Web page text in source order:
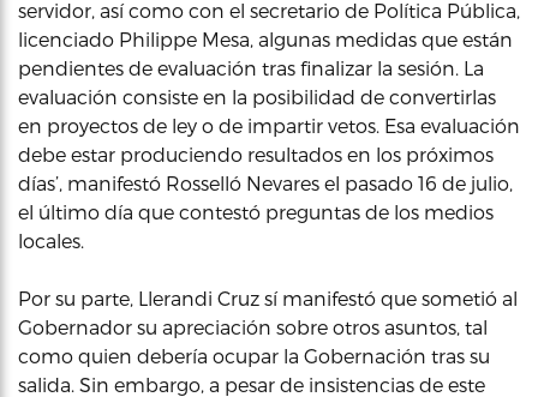
servidor, así como con el secretario de Política Pública,
licenciado Philippe Mesa, algunas medidas que están
pendientes de evaluación tras finalizar la sesión. La
evaluación consiste en la posibilidad de convertirlas
en proyectos de ley o de impartir vetos. Esa evaluación
debe estar produciendo resultados en los próximos
días’, manifestó Rosselló Nevares el pasado 16 de julio,
el último día que contestó preguntas de los medios
locales.
Por su parte, Llerandi Cruz sí manifestó que sometió al
Gobernador su apreciación sobre otros asuntos, tal
como quien debería ocupar la Gobernación tras su
salida. Sin embargo, a pesar de insistencias de este